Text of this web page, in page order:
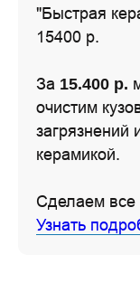
"Быстрая
15400 р.
За 15.400 р.
очистим
загрязнений
керамикой.
Сделаем все
Узнать